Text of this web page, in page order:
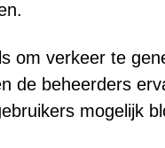
om verkeer te
de beheerders
mogelijk